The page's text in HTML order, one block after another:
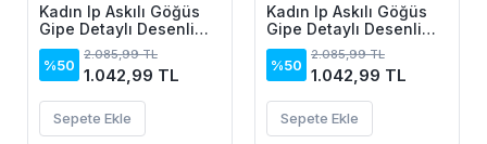
Kadın Ip Askılı Göğüs
Gipe Detaylı Desenli
Uzun Süprem Elbise
%50
2.085,99 TL
1.042,99 TL
Sepete Ekle
Kadın Ip Askılı Göğüs
Gipe Detaylı Desenli
Uzun Süprem Elbise
%50
2.085,99 TL
1.042,99 TL
Sepete Ekle